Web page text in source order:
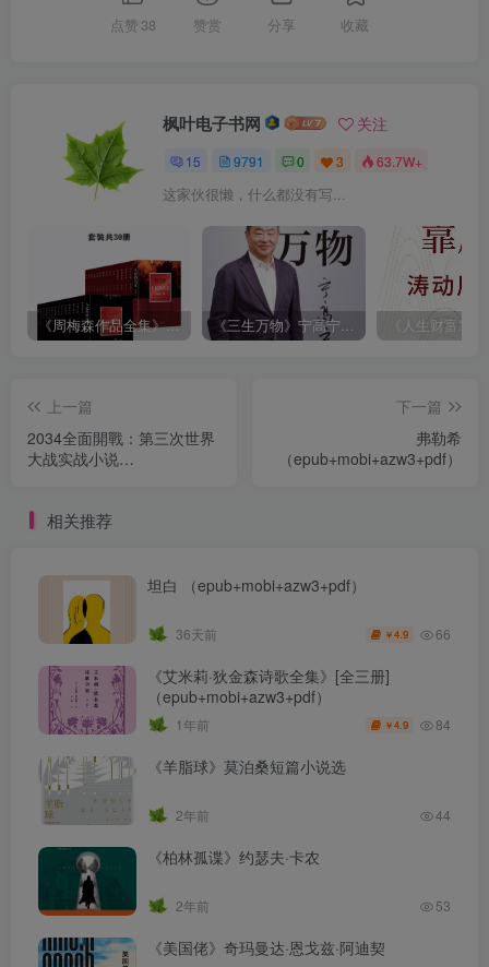
点赞 38 赞赏 分享 收藏
枫叶电子书网 关注
15 9791 0 3 63.7W+
这家伙很懒，什么都没有写...
《周梅森作品全集》[共30册] 《三生万物》宁高宁（epub+mobi+azw3+pdf）
上一篇
2034全面開戰：第三次世界
大战实战小说
下一篇
弗勒希
（epub+mobi+azw3+pdf）
相关推荐
坦白 （epub+mobi+azw3+pdf）
36天前 ￥4.9 66
《艾米莉·狄金森诗歌全集》[全三册]
（epub+mobi+azw3+pdf）
1年前 ￥4.9 84
《羊脂球》莫泊桑短篇小说选
2年前 44
《柏林孤谍》约瑟夫·卡农
2年前 53
《美国佬》奇玛曼达·恩戈兹·阿迪契